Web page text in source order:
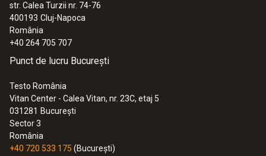
str. Calea Turzii nr. 74-76
400193 Cluj-Napoca
România
+40 264 705 707
Punct de lucru București
Testo România
Vitan Center - Calea Vitan, nr. 23C, etaj 5
031281 București
Sector 3
România
+40 720 533 175 (București)